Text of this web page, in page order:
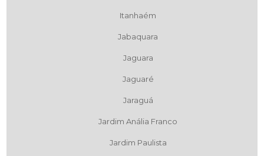
Itanhaém
Jabaquara
Jaguara
Jaguaré
Jaraguá
Jardim Anália Franco
Jardim Paulista